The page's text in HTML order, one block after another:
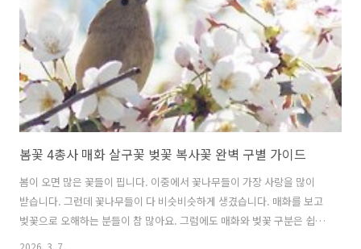
여 있는 독특한 소프트웨어입니다. 월정액이 아닌 한번 사면 평생 사용할
수 ..
봄꽃 4총사 매화 살구꽃 벚꽃 복사꽃 완벽 구별 가이드
봄이 오면 많은 꽃들이 핍니다. 이중에서 꽃나무들이 가장 사랑을 많이
받습니다. 그런데 꽃나무들이 다 비슷비슷하게 생겼습니다. 매화를 보고
벚꽃으로 오해하는 분들이 참 많아요. 그럼에도 매화와 벚꽃 구분은 쉽지
만 가장 난도가 높은 건 살구꽃과 매화는 정말 구분하기 쉽지 않더라고
2026. 3. 7.